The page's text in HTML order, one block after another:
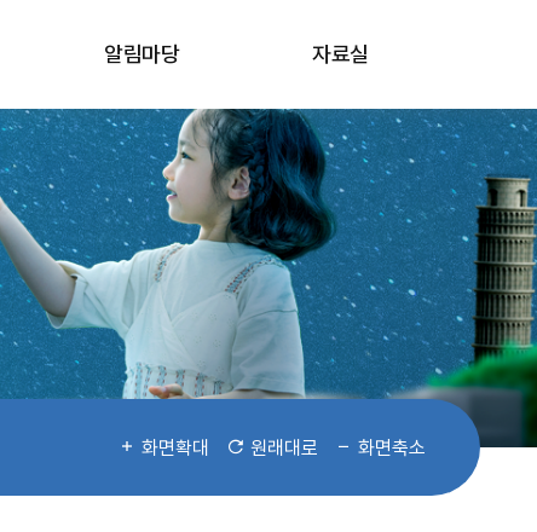
알림마당 자료실
화면확대 원래대로 화면축소